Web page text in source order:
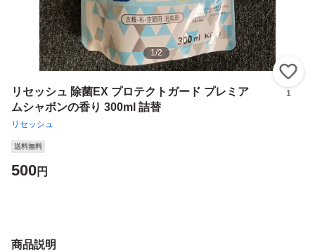
1/2
リセッシュ 除菌EX プロテクトガード プレミア
ムシャボンの香り 300ml 詰替
リセッシュ
1
送料無料
500円
商品説明